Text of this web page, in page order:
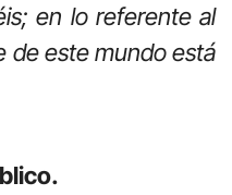
en lo referente al
de este mundo está